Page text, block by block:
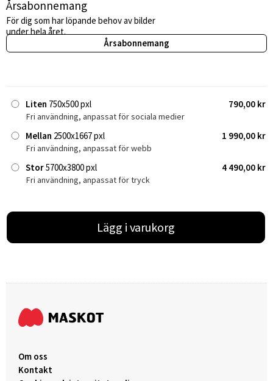
Årsabonnemang
För dig som har löpande behov av bilder
under hela året.
Årsabonnemang
Liten 750x500 pxl 790,00 kr
Fri användning, anpassat för sociala medier
Mellan 2500x1667 pxl 1 990,00 kr
Fri användning, anpassat för webb
Stor5700x3800 pxl 4 490,00 kr
Fri användning, anpassat för tryck
Lägg i varukorg
Om oss
Kontakt